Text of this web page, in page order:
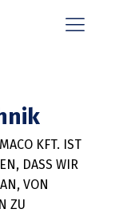
KFT. IST
DASS WIR
VON
ZU